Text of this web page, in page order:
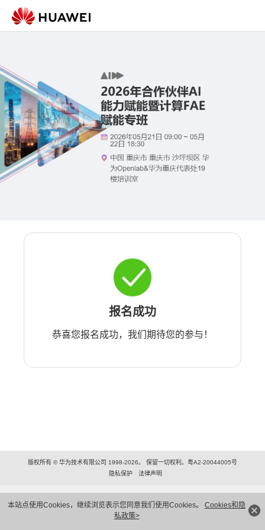
本站点使用Cookies，继续浏览表示您同意我们使用Cookies。 Cookies和隐
私政策>
报名成功
恭喜您报名成功，我们期待您的参与！
版权所有 © 华为技术有限公司 1998-2026。 保留一切权利。粤A2-20044005号
隐私保护
法律声明